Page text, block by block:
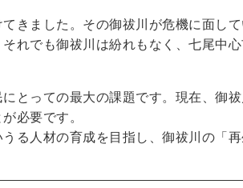
きました。その御祓川が危機に面して
れでも御祓川は紛れもなく、七尾中
とっての最大の課題です。現在、御
必要です。
る人材の育成を目指し、御祓川の「